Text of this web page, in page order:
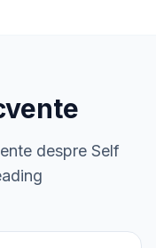
despre Self